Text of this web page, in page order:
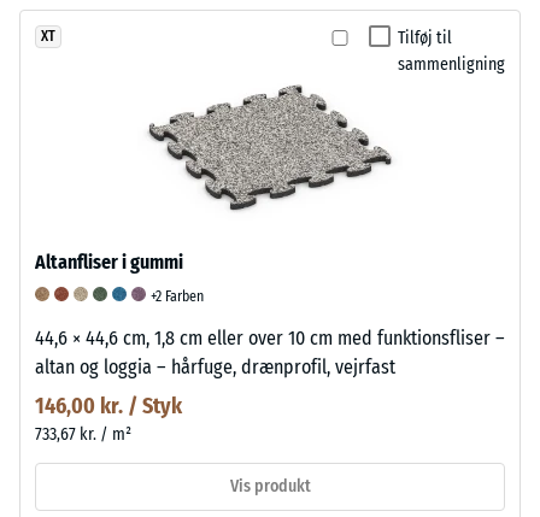
Tilføj til
sammenligning
XT
Altanfliser i gummi
+2 Farben
44,6 × 44,6 cm, 1,8 cm eller over 10 cm med funktionsfliser –
altan og loggia – hårfuge, drænprofil, vejrfast
146,00 kr. / Styk
733,67 kr. / m²
Vis produkt